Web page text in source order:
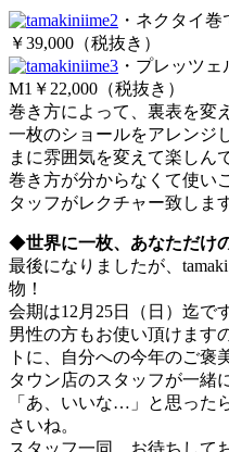
・ネクタイ
￥39,000（税抜き）
・プレッツ
M1￥22,000（税抜き）
巻き方によって、裏表を変
一枚のショールをアレンジ
まに雰囲気を変えて楽しん
巻き方が分からなくて使い
タッフがレクチャー致しま
◆世界に一枚、あなただけ
最後になりましたが、
物！
会期は12月25日（日）迄で
男性の方もお使い頂けます
トに、自分への今年のご
タウン店のスタッフが一緒
「あ、いいな…」と思った
さいね。
スタッフ一同、お待ちして